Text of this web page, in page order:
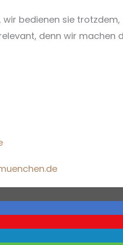
wir bedienen sie trotzdem,
denn wir machen